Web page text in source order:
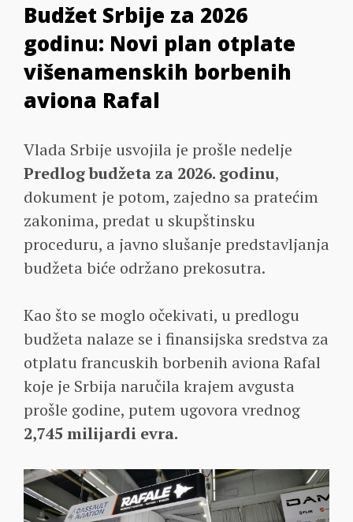
Budžet Srbije za 2026
godinu: Novi plan otplate
višenamenskih borbenih
aviona Rafal
Vlada Srbije usvojila je prošle nedelje
Predlog budžeta za 2026. godinu,
dokument je potom, zajedno sa pratećim
zakonima, predat u skupštinsku
proceduru, a javno slušanje predstavljanja
budžeta biće održano prekosutra.
Kao što se moglo očekivati, u predlogu
budžeta nalaze se i finansijska sredstva za
otplatu francuskih borbenih aviona Rafal
koje je Srbija naručila krajem avgusta
prošle godine, putem ugovora vrednog
2,745 milijardi evra.